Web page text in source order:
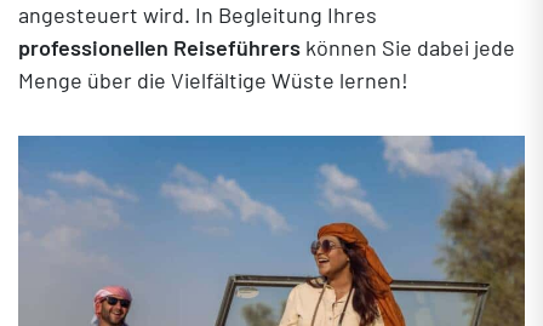
angesteuert wird. In Begleitung Ihres
professionellen Reiseführers können Sie dabei jede
Menge über die Vielfältige Wüste lernen!